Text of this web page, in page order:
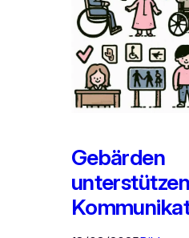
Gebärden